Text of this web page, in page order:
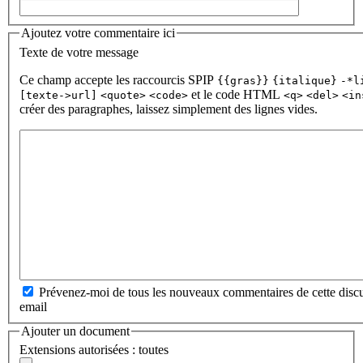
Ajoutez votre commentaire ici
Texte de votre message
Ce champ accepte les raccourcis SPIP {{gras}} {italique} -
[texte->url] <quote> <code> et le code HTML <q> <del>
créer des paragraphes, laissez simplement des lignes vides.
Prévenez-moi de tous les nouveaux commentaires de cette
email
Ajouter un document
Extensions autorisées : toutes